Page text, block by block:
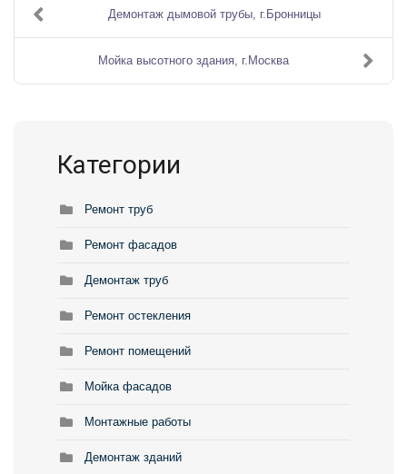
Демонтаж дымовой трубы, г.Бронницы
Мойка высотного здания, г.Москва
Категории
Ремонт труб
Ремонт фасадов
Демонтаж труб
Ремонт остекления
Ремонт помещений
Мойка фасадов
Монтажные работы
Демонтаж зданий